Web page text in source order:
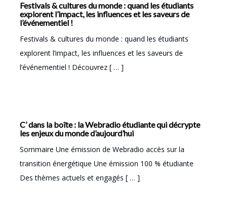
Festivals & cultures du monde : quand les étudiants
explorent l’impact, les influences et les saveurs de
l’événementiel !
Festivals & cultures du monde : quand les étudiants
explorent l’impact, les influences et les saveurs de
l’événementiel ! Découvrez [ … ]
C’ dans la boîte : la Webradio étudiante qui décrypte
les enjeux du monde d’aujourd’hui
Sommaire Une émission de Webradio accès sur la
transition énergétique Une émission 100 % étudiante
Des thèmes actuels et engagés [ … ]